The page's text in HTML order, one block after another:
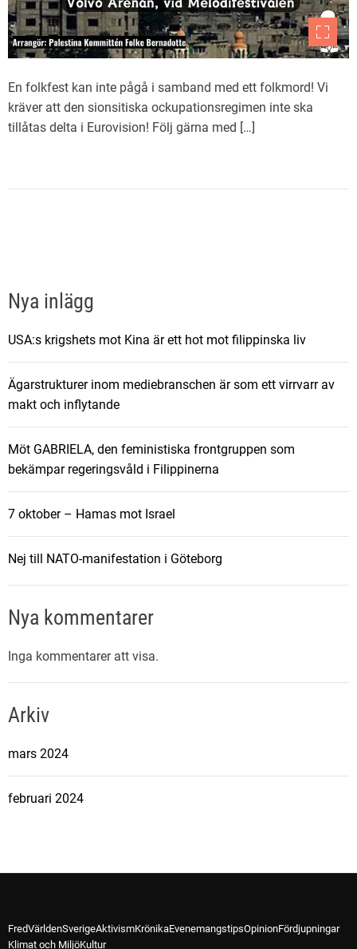
En folkfest kan inte pågå i samband med ett folkmord! Vi
kräver att den sionsitiska ockupationsregimen inte ska
tillåtas delta i Eurovision! Följ gärna med […]
Nya inlägg
USA:s krigshets mot Kina är ett hot mot filippinska liv
Ägarstrukturer inom mediebranschen är som ett virrvarr av
makt och inflytande
Möt GABRIELA, den feministiska frontgruppen som
bekämpar regeringsvåld i Filippinerna
7 oktober – Hamas mot Israel
Nej till NATO-manifestation i Göteborg
Nya kommentarer
Inga kommentarer att visa.
Arkiv
mars 2024
februari 2024
FredVärldenSverigeAktivismKrönikaEvenemangstipsOpinionFördjupningar
Klimat och MiljöKultur